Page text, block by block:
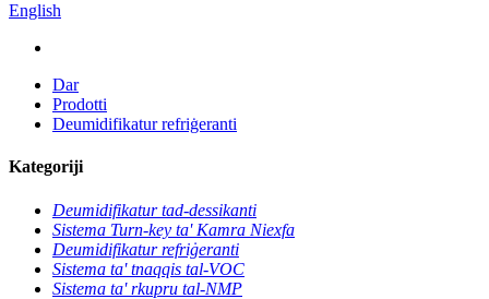
English
Dar
Prodotti
Deumidifikatur refriġeranti
Kategoriji
Deumidifikatur tad-dessikanti
Sistema Turn-key ta' Kamra Niexfa
Deumidifikatur refriġeranti
Sistema ta' tnaqqis tal-VOC
Sistema ta' rkupru tal-NMP